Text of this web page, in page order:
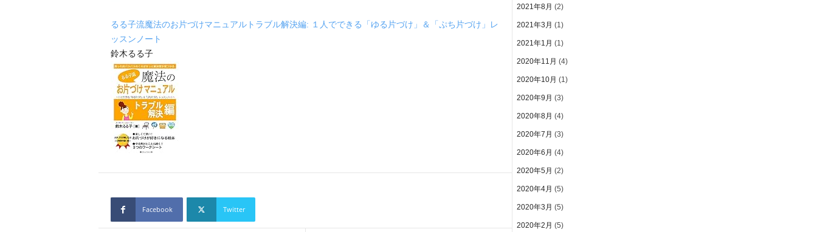
るる子流魔法のお片づけマニュアルトラブル解決編: １人でできる「ゆる片づけ」＆「ぷち片づけ」レ
ッスンノート
鈴木るる子
Facebook Twitter
2021年8月 (2)
2021年3月 (1)
2021年1月 (1)
2020年11月 (4)
2020年10月 (1)
2020年9月 (3)
2020年8月 (4)
2020年7月 (3)
2020年6月 (4)
2020年5月 (2)
2020年4月 (5)
2020年3月 (5)
2020年2月 (5)